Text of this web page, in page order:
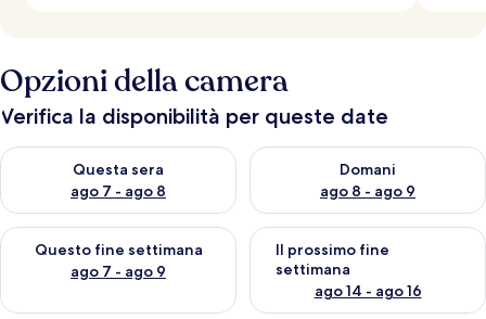
Opzioni della camera
Verifica la disponibilità per queste date
Questa sera
ago 7 - ago 8
Verifica la disponibilità per questa sera, ago 7 - ago 8
Domani
ago 8 - ago 9
Verifica la disponibilità per
Questo fine settimana
ago 7 - ago 9
Verifica la disponibilità per questo fine settimana, ago 7 - ago
Il prossimo fine
settimana
ago 14 - ago 16
Verifica la disponibilità per il